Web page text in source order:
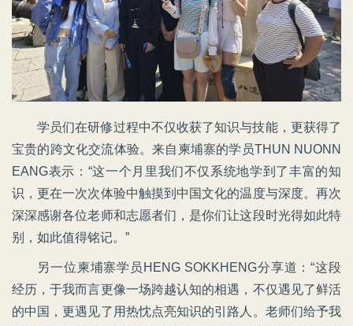
学员们在研修过程中不仅收获了知识与技能，更获得了
宝贵的跨文化交流体验。来自柬埔寨的学员THUN NUONN
EANG表示：“这一个月里我们不仅系统地学到了丰富的知
识，更在一次次体验中触摸到中国文化的温度与深度。再次
深深感谢各位老师和志愿者们，是你们让这段时光得如此特
别，如此值得铭记。”
另一位柬埔寨学员HENG SOKKHENG分享道：“这段
经历，于我而言更像一场跨越认知的相遇，不仅遇见了鲜活
的中国，更遇见了用热忱点亮知识的引路人。老师们给予我